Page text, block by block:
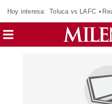
Hoy interesa: Toluca vs LAFC